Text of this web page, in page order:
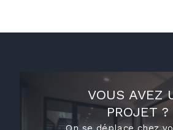
VOUS AVEZ
PROJET ?